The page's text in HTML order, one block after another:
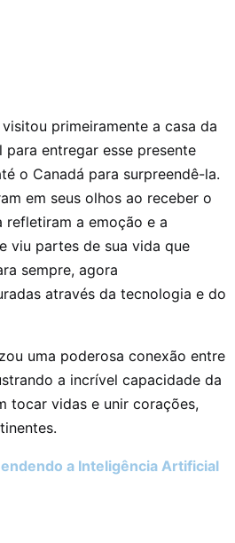
primeiramente a casa da
para entregar esse presente
o Canadá para surpreendê-la.
em seus olhos ao receber o
refletiram a emoção e a
viu partes de sua vida que
sempre, agora
através da tecnologia e do
uma poderosa conexão entre
a incrível capacidade da
tocar vidas e unir corações,
a Inteligência Artificial